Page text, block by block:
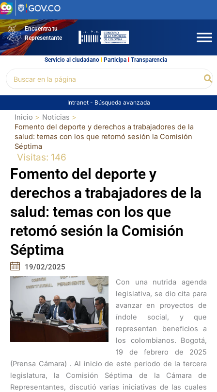
Ir
al
contenidoEncuentra tu
Representante
Servicio al ciudadano l Participal Transparencia
por:
Intranet - Búsqueda avanzada
Inicio
Noticias
Fomento del deporte y derechos a trabajadores de la
salud: temas con los que retomó sesión la Comisión
Séptima
Visitas: 146
Fomento del deporte y
derechos a trabajadores de la
salud: temas con los que
retomó sesión la Comisión
Séptima
19/02/2025
Con una nutrida agenda
legislativa, se dio cita para
avanzar en proyectos de
índole social, y que
representan beneficios a
los colombianos. Bogotá,
19 de febrero de 2025
(Prensa Cámara) . Al inicio de este periodo de la tercera
legislatura, la Comisión Séptima de la Cámara de
Representantes, discutió varias iniciativas de las cuales